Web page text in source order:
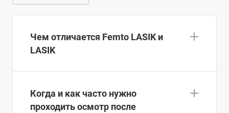
Чем отличается Femto LASIK и
LASIK
Когда и как часто нужно
проходить осмотр после